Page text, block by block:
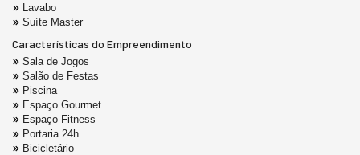
Lavabo
Suíte Master
Características do Empreendimento
Sala de Jogos
Salão de Festas
Piscina
Espaço Gourmet
Espaço Fitness
Portaria 24h
Bicicletário